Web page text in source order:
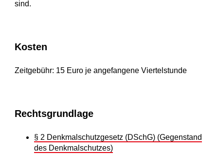
sind.
Kosten
Zeitgebühr: 15 Euro je angefangene Viertelstunde
Rechtsgrundlage
§ 2 Denkmalschutzgesetz (DSchG) (Gegenstand
des Denkmalschutzes)